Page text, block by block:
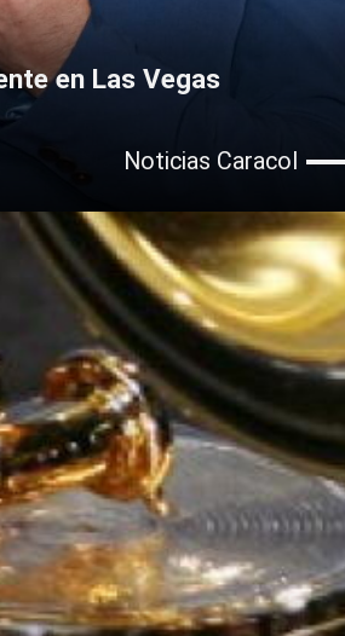
en Las Vegas
Noticias Caracol